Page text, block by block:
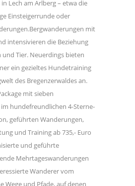
Lech am Arlberg – etwa die
Einsteigerrunde oder
mit
intensivieren die Beziehung
und Tier. Neuerdings bieten
ein gezieltes Hundetraining
des Bregenzerwaldes an.
mit sieben
hundefreundlichen 4-Sterne-
geführten Wanderungen,
und Training ab 735,- Euro
und geführte
Mehrtageswanderungen
Wanderer vom
Wege und Pfade, auf denen